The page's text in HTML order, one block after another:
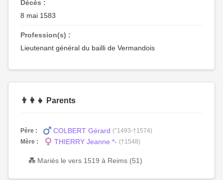
Décès :
8 mai 1583
Profession(s) :
Lieutenant général du bailli de Vermandois
👨‍👩‍👧 Parents
Père : COLBERT Gérard (°1493-†1574)
Mère :
THIERRY Jeanne *- (†1548)
💑 Mariés le vers 1519 à Reims (51)